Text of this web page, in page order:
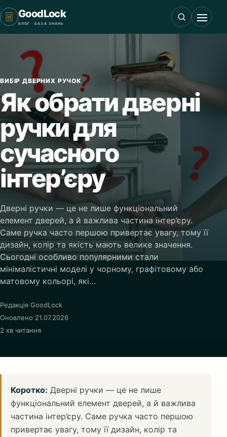
GoodLock
БЛОГ · БАЗА ЗНАНЬ
ВИБІР ДВЕРНИХ РУЧОК
Як обрати дверні
ручки для
сучасного
інтер’єру
Дверні ручки — це не лише функціональний
елемент дверей, а й важлива частина інтер’єру.
Саме ручка часто першою привертає увагу, тому її
дизайн, колір та якість мають велике значення.
Сьогодні особливо популярними стали
мінімалістичні моделі у чорному, графітовому або
матовому кольорі, які…
Редакція GoodLock
Оновлено 21.07.2026
2 хв читання
Коротко: Дверні ручки — це не лише
функціональний елемент дверей, а й важлива
частина інтер’єру. Саме ручка часто першою
привертає увагу, тому її дизайн, колір та